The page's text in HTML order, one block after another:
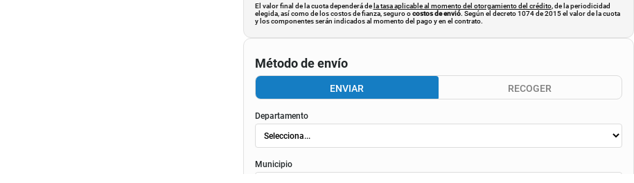
El valor final de la cuota dependerá de la tasa aplicable al momento del otorgamiento del crédito, de la periodicidad
elegida, así como de los costos de fianza, seguro ocostos de envió. Según el decreto 1074 de 2015 el valor de la cuota
y los componentes serán indicados al momento del pago y en el contrato.
Método de envío
ENVIAR RECOGER
Departamento
Municipio